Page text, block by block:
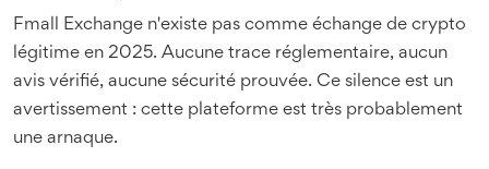
Fmall Exchange n'existe pas comme échange de crypto
légitime en 2025. Aucune trace réglementaire, aucun
avis vérifié, aucune sécurité prouvée. Ce silence est un
avertissement : cette plateforme est très probablement
une arnaque.